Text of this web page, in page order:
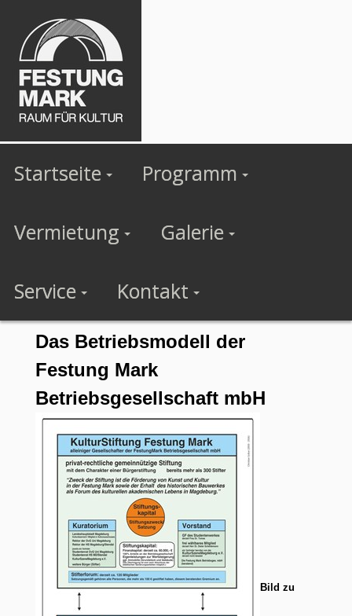
Startseite Programm
Vermietung Galerie
Service Kontakt
Das Betriebsmodell der
Festung Mark
Betriebsgesellschaft mbH
Bild zu